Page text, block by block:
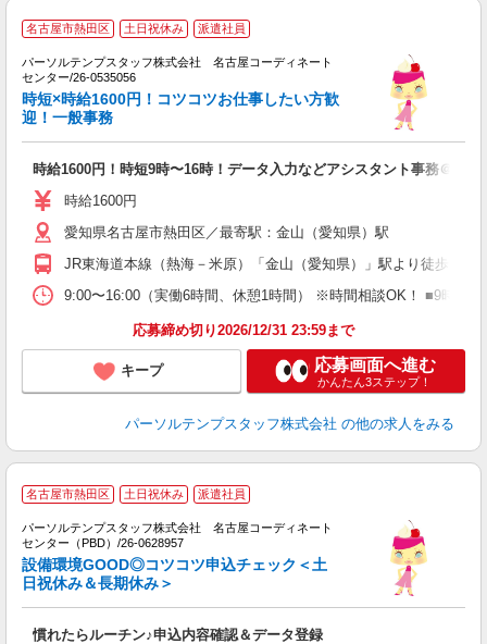
名古屋市熱田区 土日祝休み 派遣社員
パーソルテンプスタッフ株式会社 名古屋コーディネート
センター/26-0535056
時短×時給1600円！コツコツお仕事したい方歓
迎！一般事務
時給1600円！時短9時〜16時！データ入力などアシスタント事務＠熱田
時給1600円
愛知県名古屋市熱田区／最寄駅：金山（愛知県）駅
JR東海道本線（熱海－米原）「金山（愛知県）」駅より徒歩13分
9:00〜16:00（実働6時間、休憩1時間） ※時間相談OK！ ■9時〜
応募締め切り2026/12/31 23:59まで
キープ 応募画面へ進む
かんたん3ステップ！
パーソルテンプスタッフ株式会社 の他の求人をみる
名古屋市熱田区 土日祝休み 派遣社員
パーソルテンプスタッフ株式会社 名古屋コーディネート
センター（PBD）/26-0628957
設備環境GOOD◎コツコツ申込チェック＜土
日祝休み＆長期休み＞
慣れたらルーチン♪申込内容確認＆データ登録